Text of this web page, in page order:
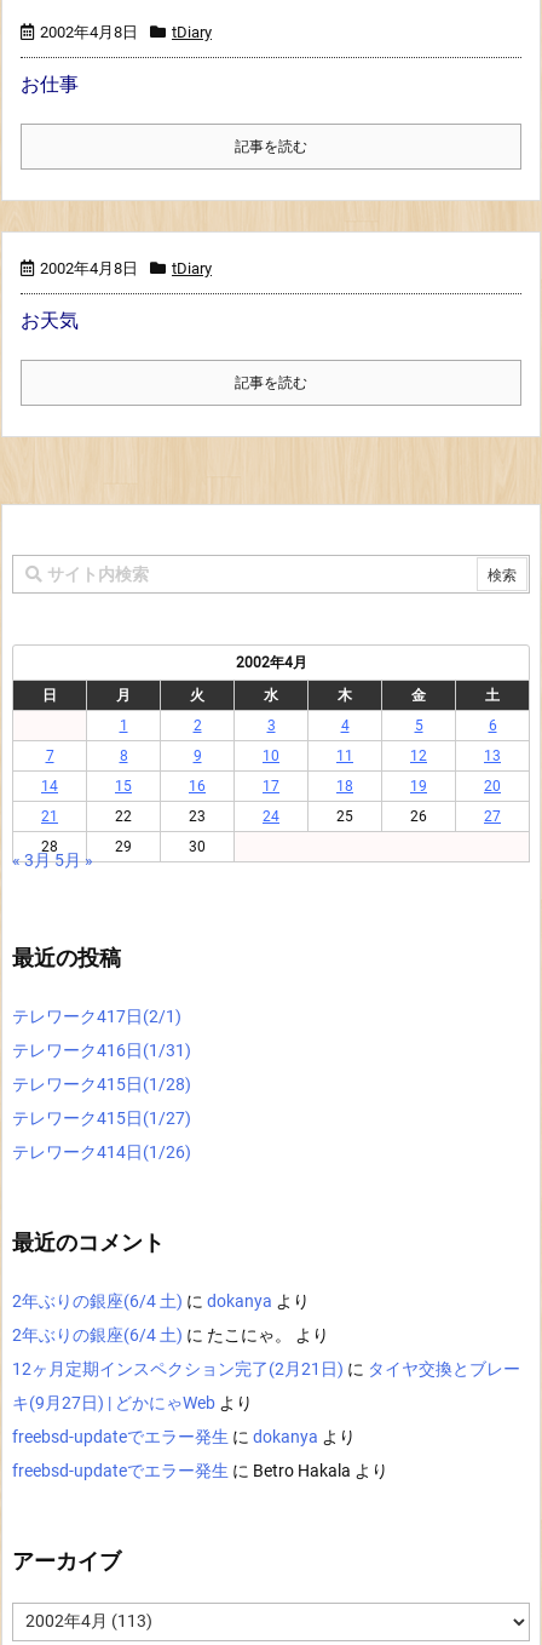
2002年4月8日 tDiary
お仕事
記事を読む
2002年4月8日 tDiary
お天気
記事を読む
2002年4月
日
月 火 水 木 金
土
1
2 3 4 5
6
7
8 9 10 11 12
13
14
15 16 17 18 19
20
21
22 23 24 25 26
27
28
29 30
« 3月5月 »
最近の投稿
テレワーク417日(2/1)
テレワーク416日(1/31)
テレワーク415日(1/28)
テレワーク415日(1/27)
テレワーク414日(1/26)
最近のコメント
2年ぶりの銀座(6/4 土) に dokanya より
2年ぶりの銀座(6/4 土) に たこにゃ。
より
12ヶ月定期インスペクション完了(2月21日) に タイヤ交換とブレー
キ(9月27日) | どかにゃWeb より
freebsd-updateでエラー発生 に dokanya より
freebsd-updateでエラー発生 に Betro Hakala より
アーカイブ
ア
ー